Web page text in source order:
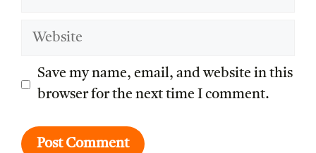
Website
Save my name, email, and website in this
browser for the next time I comment.